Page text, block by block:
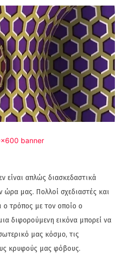
είναι απλώς διασκεδαστικά
ώρα μας. Πολλοί σχεδιαστές και
ο τρόπος με τον οποίο ο
διφορούμενη εικόνα μπορεί να
μας κόσμο, τις
κρυφούς μας φόβους.